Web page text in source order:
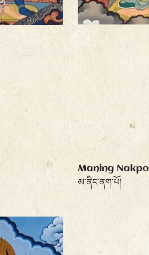
Maning Nakpo
མ་ནིང་ནག་པོ།